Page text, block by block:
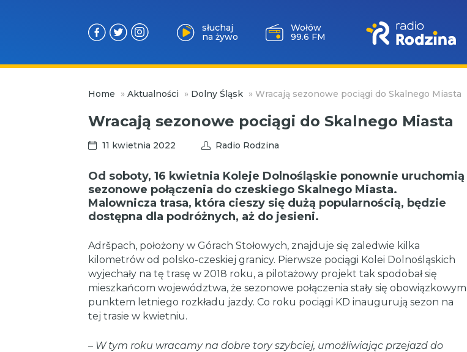
słuchaj
na żywo
Milicz
88.5 FM
Home » Aktualności » Dolny Śląsk » Wracają sezonowe pociągi do Skalnego Miasta
Wracają sezonowe pociągi do Skalnego Miasta
11 kwietnia 2022 Radio Rodzina
Od soboty, 16 kwietnia Koleje Dolnośląskie ponownie uruchomią
sezonowe połączenia do czeskiego Skalnego Miasta.
Malownicza trasa, która cieszy się dużą popularnością, będzie
dostępna dla podróżnych, aż do jesieni.
Adršpach, położony w Górach Stołowych, znajduje się zaledwie kilka
kilometrów od polsko-czeskiej granicy. Pierwsze pociągi Kolei Dolnośląskich
wyjechały na tę trasę w 2018 roku, a pilotażowy projekt tak spodobał się
mieszkańcom województwa, że sezonowe połączenia stały się obowiązkowym
punktem letniego rozkładu jazdy. Co roku pociągi KD inaugurują sezon na
tej trasie w kwietniu.
– W tym roku wracamy na dobre tory szybciej, umożliwiając przejazd do